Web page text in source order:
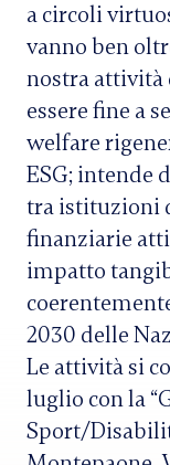
a circoli
vanno ben
nostra attività
essere fine a
welfare
ESG; intende
tra istituzioni
finanziarie
impatto
2030 delle
Le attività si
luglio con la
Sport/